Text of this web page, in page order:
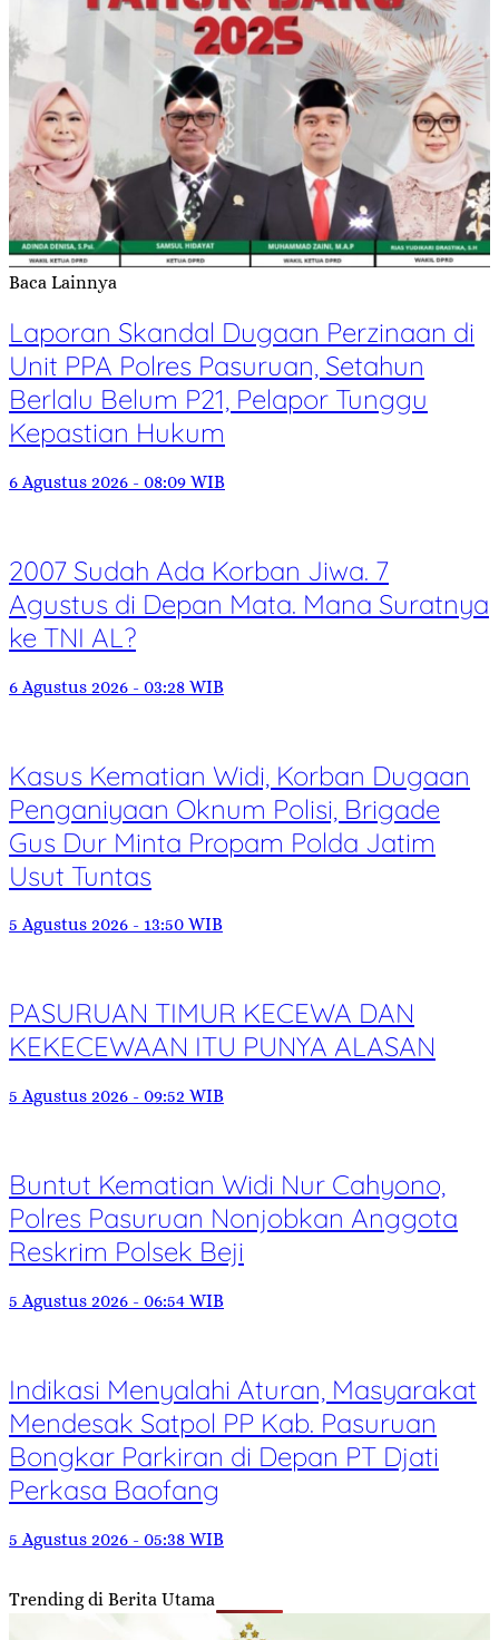
Baca Lainnya
Laporan Skandal Dugaan Perzinaan di
Unit PPA Polres Pasuruan, Setahun
Berlalu Belum P21, Pelapor Tunggu
Kepastian Hukum
6 Agustus 2026 - 08:09 WIB
2007 Sudah Ada Korban Jiwa. 7
Agustus di Depan Mata. Mana Suratnya
ke TNI AL?
6 Agustus 2026 - 03:28 WIB
Kasus Kematian Widi, Korban Dugaan
Penganiyaan Oknum Polisi, Brigade
Gus Dur Minta Propam Polda Jatim
Usut Tuntas
5 Agustus 2026 - 13:50 WIB
PASURUAN TIMUR KECEWA DAN
KEKECEWAAN ITU PUNYA ALASAN
5 Agustus 2026 - 09:52 WIB
Buntut Kematian Widi Nur Cahyono,
Polres Pasuruan Nonjobkan Anggota
Reskrim Polsek Beji
5 Agustus 2026 - 06:54 WIB
Indikasi Menyalahi Aturan, Masyarakat
Mendesak Satpol PP Kab. Pasuruan
Bongkar Parkiran di Depan PT Djati
Perkasa Baofang
5 Agustus 2026 - 05:38 WIB
Trending di Berita Utama